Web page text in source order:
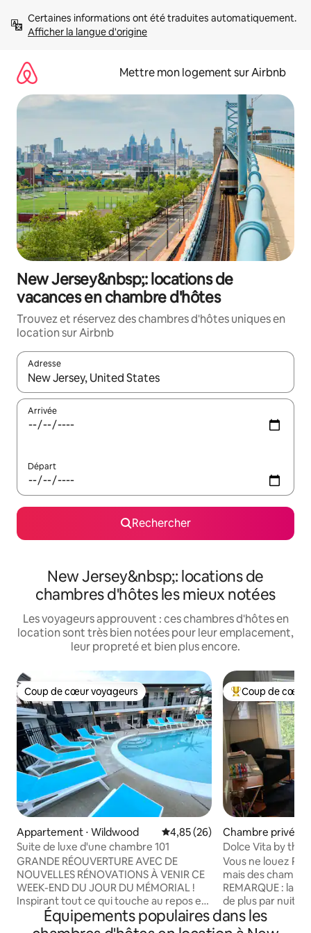
directement
Afficher la langue d'origine
Mettre mon logement sur Airbnb
New Jersey&nbsp;: locations de
vacances en chambre d'hôtes
Trouvez et réservez des chambres d'hôtes uniques en
location sur Airbnb
Adresse
Lorsque les résultats s'affichent, utilisez les flèches vers le
Arrivée
Départ
Rechercher
New Jersey&nbsp;: locations de
chambres d'hôtes les mieux notées
Les voyageurs approuvent : ces chambres d'hôtes en
location sont très bien notées pour leur emplacement,
leur propreté et bien plus encore.
Coup de cœur voyageurs
Coup de cœur voyageurs
Appartement ⋅ Wildwood Évaluation moyenne sur la
4,85 (26)
Suite de luxe d'une chambre 101
GRANDE RÉOUVERTURE AVEC DE
NOUVELLES RÉNOVATIONS À VENIR CE
WEEK-END DU JOUR DU MÉMORIAL !
Inspirant tout ce qui touche au repos et
à la détente, le Brooklyn Beach Club est
la destination de vacances ultime
Coups de cœur
Coup de cœur
Chambre privée ⋅
Dolce Vita by the
chambres dans
Vous ne louez
mais des
REMARQUE : la
de plus par nuit.
devant la maison
d'entrée
Équipements populaires dans les